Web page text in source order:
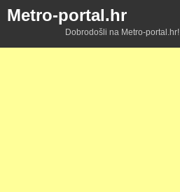
Metro-portal.hr
Dobrodošli na Metro-portal.hr!